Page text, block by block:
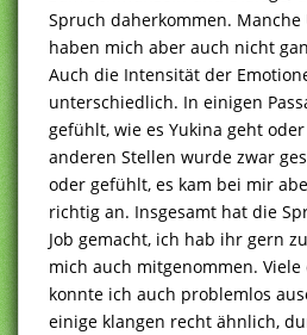
Spruch daherkommen.
haben mich aber auch nicht
Auch die Intensität der
unterschiedlich. In einigen
gefühlt, wie es Yukina geht
anderen Stellen wurde zwar
oder gefühlt, es kam bei mir
richtig an. Insgesamt hat die
Job gemacht, ich hab ihr gern
mich auch mitgenommen.
konnte ich auch problemlos
einige klangen recht ähnlich,